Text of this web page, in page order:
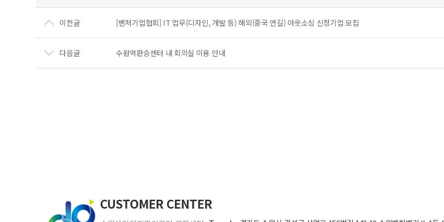
이전글 [벤처기업협회] IT 업무(디자인, 개발 등) 해외(중국 연길) 아웃소싱 신청기업 모집
다음글 수원역환승센터 내 회의실 이용 안내
CUSTOMER CENTER